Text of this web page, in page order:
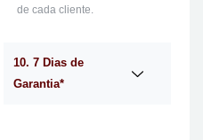
de cada cliente.
10. 7 Dias de
Garantia*